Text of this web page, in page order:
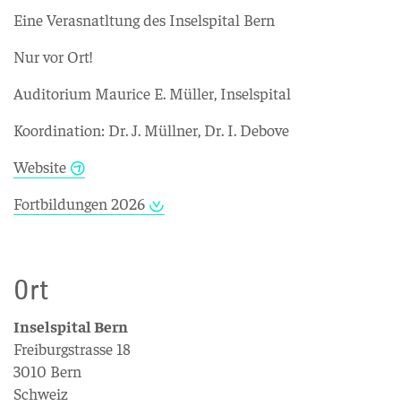
Eine Verasnatltung des Inselspital Bern
Nur vor Ort!
Auditorium Maurice E. Müller, Inselspital
Koordination: Dr. J. Müllner, Dr. I. Debove
Website
Fortbildungen 2026
Ort
Inselspital Bern
Freiburgstrasse 18
3010 Bern
Schweiz